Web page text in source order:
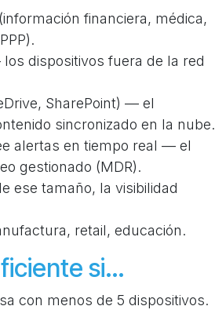
financiera, médica,
dispositivos fuera de la red
SharePoint) — el
sincronizado en la nube.
alertas en tiempo real — el
gestionado (MDR).
ese tamaño, la visibilidad
retail, educación.
si…
con menos de 5 dispositivos.